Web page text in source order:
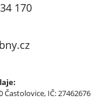
170
Častolovice, IČ: 27462676